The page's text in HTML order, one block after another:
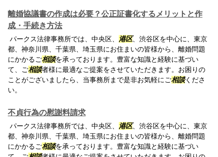
離婚協議書の作成は必要？公正証書化するメリットと作
成・手続き方法
パークス法律事務所では、中央区、 港区、渋谷区を中心に、東京
都、神奈川県、千葉県、埼玉県にお住まいの皆様から、離婚問題
にかかるご相談を承っております。豊富な知識と経験に基づい
て、ご相談者様に最適なご提案をさせていただきます。お困りの
ことがございましたら、当事務所まで是非お気軽にご相談くださ
い。
不貞行為の慰謝料請求
パークス法律事務所では、中央区、 港区、渋谷区を中心に、東京
都、神奈川県、千葉県、埼玉県にお住まいの皆様から、離婚問題
にかかるご相談を承っております。豊富な知識と経験に基づい